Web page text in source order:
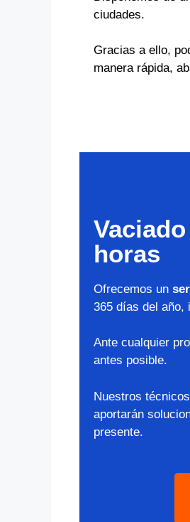
ciudades.
Gracias a ello,
manera rápida,
horas
Ofrecemos un
365 días del año,
Ante cualquier
antes posible.
Nuestros
aportarán
presente.